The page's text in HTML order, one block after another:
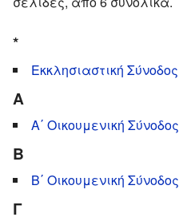
*
Εκκλησιαστική Σύνοδος
Α
Α΄ Οικουμενική Σύνοδος
Β
Β΄ Οικουμενική Σύνοδος
Γ